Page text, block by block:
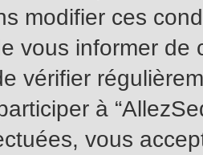
modifier ces
vous informer
vérifier
à
vous